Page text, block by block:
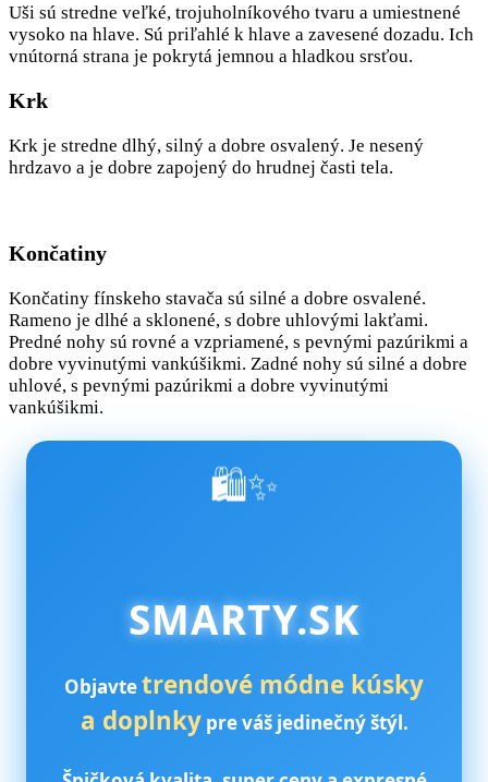
Uši sú stredne veľké, trojuholníkového tvaru a umiestnené
vysoko na hlave. Sú priľahlé k hlave a zavesené dozadu. Ich
vnútorná strana je pokrytá jemnou a hladkou srsťou.
Krk
Krk je stredne dlhý, silný a dobre osvalený. Je nesený
hrdzavo a je dobre zapojený do hrudnej časti tela.
Končatiny
Končatiny fínskeho stavača sú silné a dobre osvalené.
Rameno je dlhé a sklonené, s dobre uhlovými lakťami.
Predné nohy sú rovné a vzpriamené, s pevnými pazúrikmi a
dobre vyvinutými vankúšikmi. Zadné nohy sú silné a dobre
uhlové, s pevnými pazúrikmi a dobre vyvinutými
vankúšikmi.
🛍️✨
SMARTY.SK
Objavtetrendové módne kúsky
a doplnkypre váš jedinečný štýl.